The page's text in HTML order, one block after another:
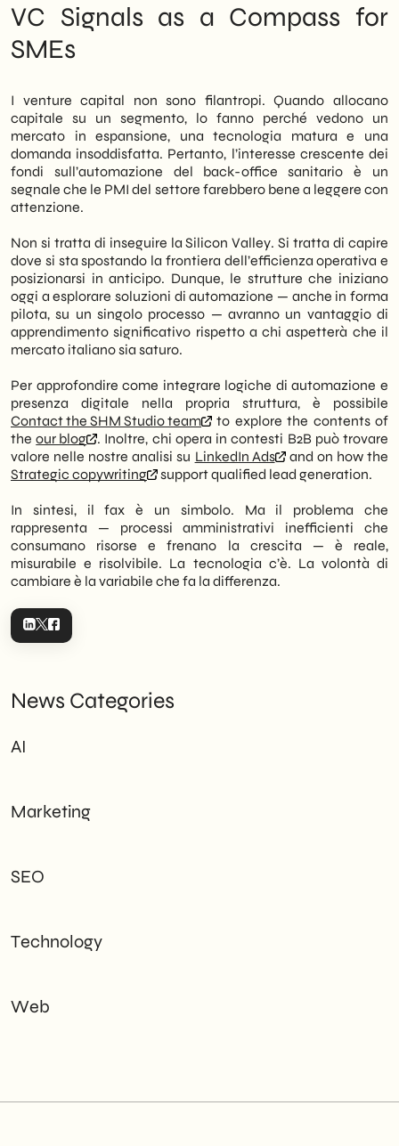
VC Signals as a Compass for
SMEs
I venture capital non sono filantropi. Quando allocano
capitale su un segmento, lo fanno perché vedono un
mercato in espansione, una tecnologia matura e una
domanda insoddisfatta. Pertanto, l’interesse crescente dei
fondi sull’automazione del back-office sanitario è un
segnale che le PMI del settore farebbero bene a leggere con
attenzione.
Non si tratta di inseguire la Silicon Valley. Si tratta di capire
dove si sta spostando la frontiera dell’efficienza operativa e
posizionarsi in anticipo. Dunque, le strutture che iniziano
oggi a esplorare soluzioni di automazione — anche in forma
pilota, su un singolo processo — avranno un vantaggio di
apprendimento significativo rispetto a chi aspetterà che il
mercato italiano sia saturo.
Per approfondire come integrare logiche di automazione e
presenza digitale nella propria struttura, è possibile
Contact the SHM Studio team
to explore the contents of
theour blog
. Inoltre, chi opera in contesti B2B può trovare
valore nelle nostre analisi su LinkedIn Ads
and on how the
Strategic copywriting
support qualified lead generation.
In sintesi, il fax è un simbolo. Ma il problema che
rappresenta — processi amministrativi inefficienti che
consumano risorse e frenano la crescita — è reale,
misurabile e risolvibile. La tecnologia c’è. La volontà di
cambiare è la variabile che fa la differenza.
News Categories
AI
Marketing
SEO
Technology
Web